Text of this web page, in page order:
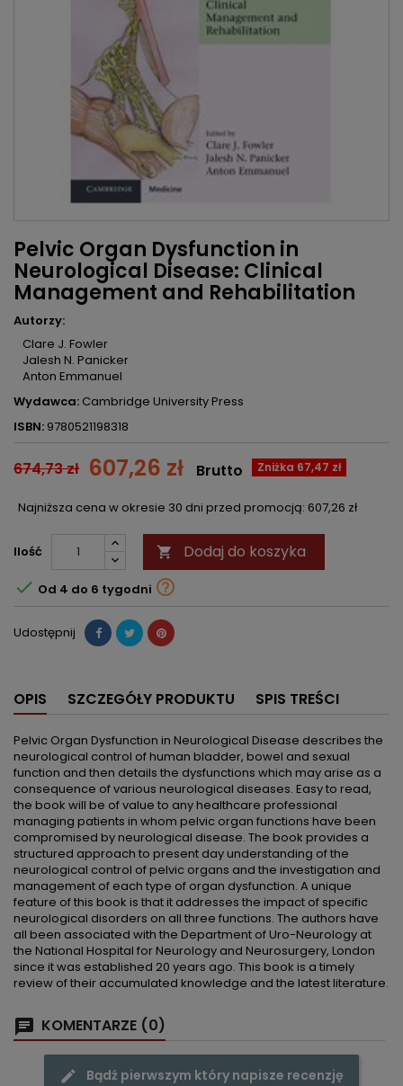
Pelvic Organ Dysfunction in
Neurological Disease: Clinical
Management and Rehabilitation
Autorzy:
Clare J. Fowler
Jalesh N. Panicker
Anton Emmanuel
Wydawca: Cambridge University Press
ISBN: 9780521198318
674,73 zł 607,26 zł Zniżka 67,47 zł
Brutto
Najniższa cena w okresie 30 dni przed promocją: 607,26 zł
Ilość  Dodaj do koszyka
 Od 4 do 6 tygodni 
Udostępnij
OPIS SZCZEGÓŁY PRODUKTU SPIS TREŚCI
Pelvic Organ Dysfunction in Neurological Disease describes the
neurological control of human bladder, bowel and sexual
function and then details the dysfunctions which may arise as a
consequence of various neurological diseases. Easy to read,
the book will be of value to any healthcare professional
managing patients in whom pelvic organ functions have been
compromised by neurological disease. The book provides a
structured approach to present day understanding of the
neurological control of pelvic organs and the investigation and
management of each type of organ dysfunction. A unique
feature of this book is that it addresses the impact of specific
neurological disorders on all three functions. The authors have
all been associated with the Department of Uro-Neurology at
the National Hospital for Neurology and Neurosurgery, London
since it was established 20 years ago. This book is a timely
review of their accumulated knowledge and the latest literature.
KOMENTARZE (0)
Bądź pierwszym który napisze recenzję